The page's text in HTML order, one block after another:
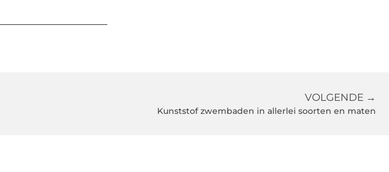
VOLGENDE →
Kunststof zwembaden in allerlei soorten en maten